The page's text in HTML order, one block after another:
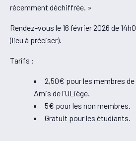
récemment déchiffrée. »
Rendez-vous le 16 février 2026 de
(lieu à préciser).
Tarifs :
2,50€ pour les membres
Amis de l’ULiège.
5€ pour les non membres.
Gratuit pour les étudiants.